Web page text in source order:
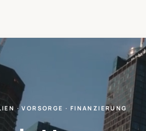
· VORSORGE · FINANZIERUNG